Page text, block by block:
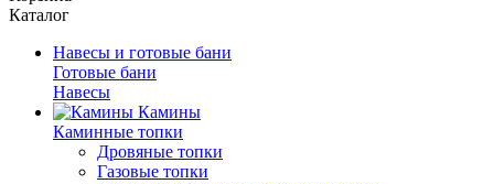
Каталог
Навесы и готовые бани
Готовые бани
Навесы
Камины
Каминные топки
Дровяные топки
Газовые топки